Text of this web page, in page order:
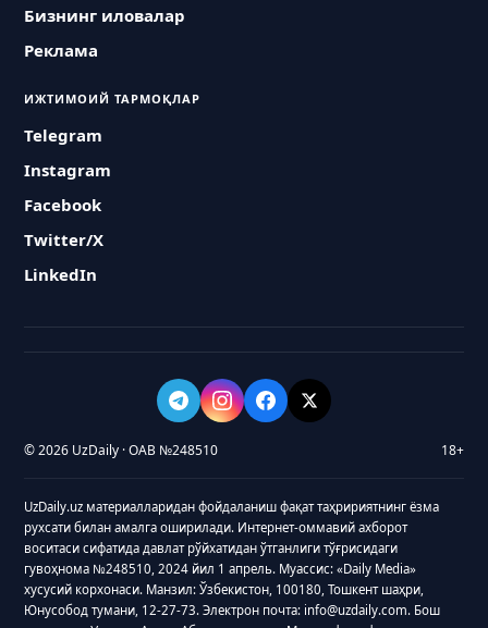
Бизнинг иловалар
Реклама
ИЖТИМОИЙ ТАРМОҚЛАР
Telegram
Instagram
Facebook
Twitter/X
LinkedIn
© 2026 UzDaily · ОАВ №248510 18+
UzDaily.uz материалларидан фойдаланиш фақат таҳририятнинг ёзма
рухсати билан амалга оширилади. Интернет-оммавий ахборот
воситаси сифатида давлат рўйхатидан ўтганлиги тўғрисидаги
гувоҳнома №248510, 2024 йил 1 апрель. Муассис: «Daily Media»
хусусий корхонаси. Манзил: Ўзбекистон, 100180, Тошкент шаҳри,
Юнусобод тумани, 12-27-73. Электрон почта: info@uzdaily.com. Бош